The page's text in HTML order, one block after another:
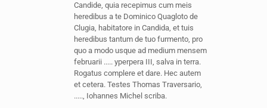
Candide, quia recepimus cum meis
heredibus a te Dominico Quagloto de
Clugia, habitatore in Candida, et tuis
heredibus tantum de tuo furmento, pro
quo a modo usque ad medium mensem
februarii ..... yperpera III, salva in terra.
Rogatus complere et dare. Hec autem
et cetera. Testes Thomas Traversario,
....., Iohannes Michel scriba.